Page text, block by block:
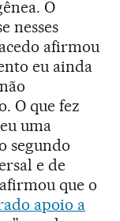
O
nesses
afirmou
eu ainda
O que fez
uma
segundo
e de
que o
apoio a